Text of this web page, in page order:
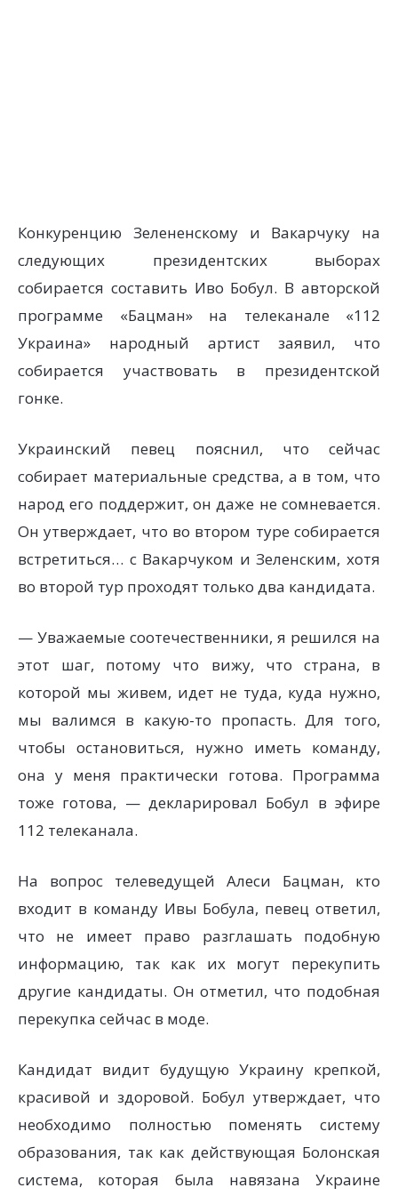
Конкуренцию Зелененcкому и Вакарчуку на
следующих президентских выборах
собирается составить Иво Бобул. В авторской
программе «Бацман» на телеканале «112
Украина» народный артист заявил, что
собирается участвовать в президентской
гонке.
Украинский певец пояснил, что сейчас
собирает материальные средства, а в том, что
народ его поддержит, он даже не сомневается.
Он утверждает, что во втором туре собирается
встретиться… с Вакарчуком и Зеленским, хотя
во второй тур проходят только два кандидата.
— Уважаемые соотечественники, я решился на
этот шаг, потому что вижу, что страна, в
которой мы живем, идет не туда, куда нужно,
мы валимся в какую-то пропасть. Для того,
чтобы остановиться, нужно иметь команду,
она у меня практически готова. Программа
тоже готова, — декларировал Бобул в эфире
112 телеканала.
На вопрос телеведущей Алеси Бацман, кто
входит в команду Ивы Бобула, певец ответил,
что не имеет право разглашать подобную
информацию, так как их могут перекупить
другие кандидаты. Он отметил, что подобная
перекупка сейчас в моде.
Кандидат видит будущую Украину крепкой,
красивой и здоровой. Бобул утверждает, что
необходимо полностью поменять систему
образования, так как действующая Болонская
система, которая была навязана Украине